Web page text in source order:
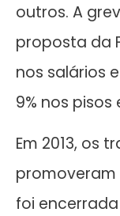
outros. A
proposta da
nos salários
9% nos pisos
Em 2013, os
promoveram
foi